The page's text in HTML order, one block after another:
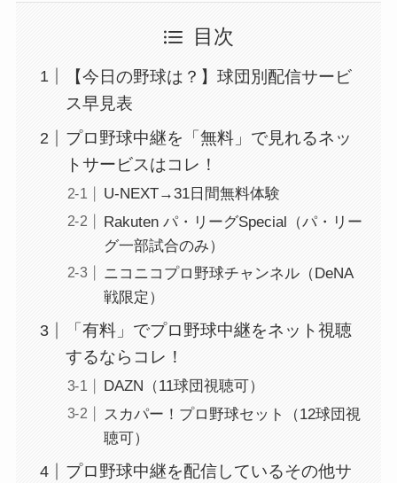
目次
【今日の野球は？】球団別配信サービ
ス早見表
プロ野球中継を「無料」で見れるネッ
トサービスはコレ！
U-NEXT→31日間無料体験
Rakuten パ・リーグSpecial（パ・リー
グ一部試合のみ）
ニコニコプロ野球チャンネル（DeNA
戦限定）
「有料」でプロ野球中継をネット視聴
するならコレ！
DAZN（11球団視聴可）
スカパー！プロ野球セット（12球団視
聴可）
プロ野球中継を配信しているその他サ